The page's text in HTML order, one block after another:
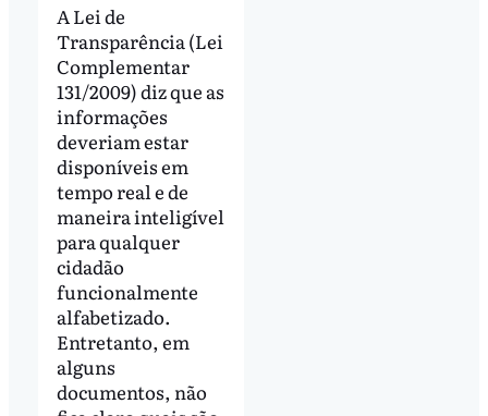
A Lei de
Transparência (Lei
Complementar
131/2009) diz que as
informações
deveriam estar
disponíveis em
tempo real e de
maneira inteligível
para qualquer
cidadão
funcionalmente
alfabetizado.
Entretanto, em
alguns
documentos, não